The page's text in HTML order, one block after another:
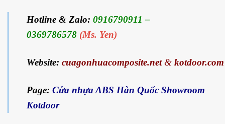
Hotline & Zalo: 0916790911 –
0369786578 (Ms. Yen)
Website: cuagonhuacomposite.net& kotdoor.com
Page: Cửa nhựa ABS Hàn Quốc Showroom
Kotdoor